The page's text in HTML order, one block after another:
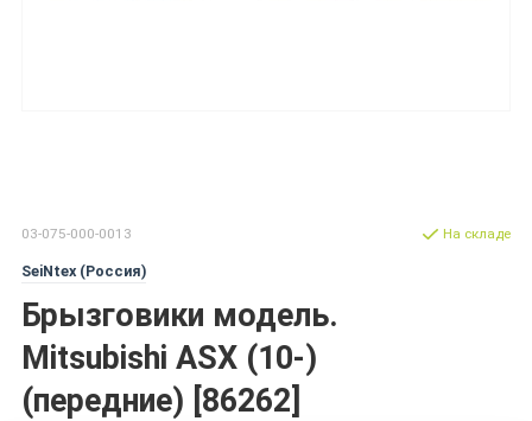
03-075-000-0013
SeiNtex (Россия)
Брызговики модель.
Mitsubishi ASX (10-)
(передние) [86262]
На складе